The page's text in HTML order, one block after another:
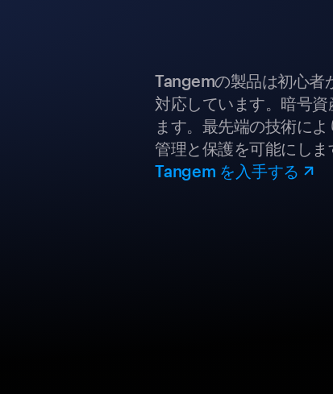
Tangemの製品は初心者
対応しています。暗号
ます。最先端の技術に
管理と保護を可能にしま
Tangem を入手する